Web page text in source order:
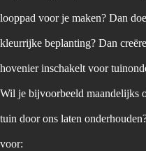
looppad voor je maken? Dan
kleurrijke beplanting? Dan
hovenier inschakelt voor
Wil je bijvoorbeeld maandelijks
tuin door ons laten
voor: